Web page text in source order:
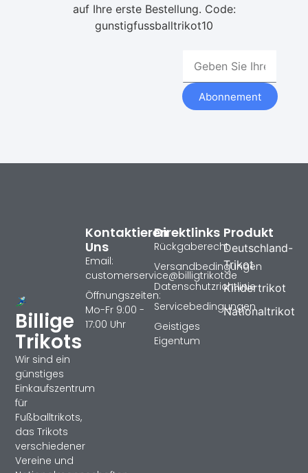
auf Ihre erste Bestellung. Code:
gunstigfussballtrikot10
Abonnement
Billige
Trikots
Wir sind ein
günstiges
Einkaufszentrum
für
Fußballtrikots,
das Trikots
verschiedener
Vereine und
Produkt
Deutschland-
Trikot
Kindertrikot
Nationaltrikot
Direktlinks
Rückgaberecht
Versandbedingungen
Datenschutzrichtlinie
Servicebedingungen
Geistiges
Eigentum
Kontaktieren
Uns
Email:
customerservice@billigtrikotde
Öffnungszeiten:
Mo-Fr 9:00 -
17:00 Uhr